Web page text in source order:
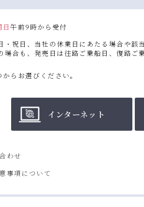
日午前9時から受付
祝日、当社の休業日にあたる場合や該
合も、発売日は往路ご乗船日、復路ご
らお選びください。
インターネット
わせ
事項について